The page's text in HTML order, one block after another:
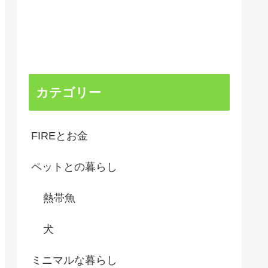
カテゴリー
FIREとお金
ペットとの暮らし
熱帯魚
犬
ミニマルな暮らし